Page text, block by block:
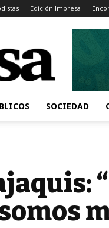
Edición Impresa
SOCIEDAD